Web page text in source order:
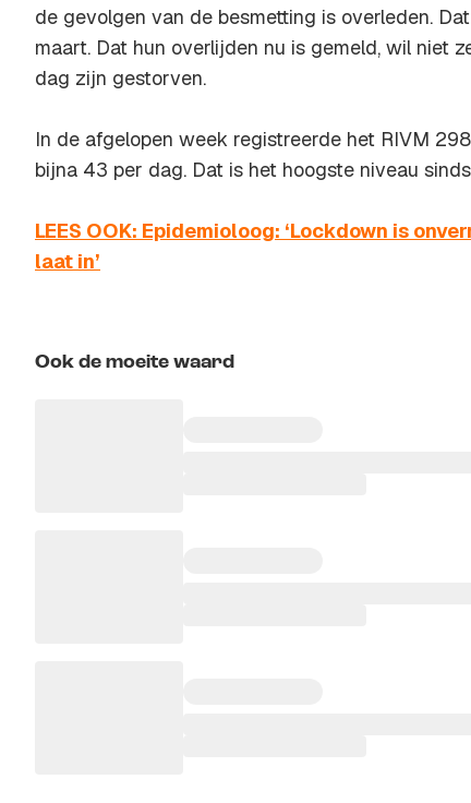
de gevolgen van de besmetting is overleden.
maart. Dat hun overlijden nu is gemeld, wil niet
dag zijn gestorven.
In de afgelopen week registreerde het RIVM
bijna 43 per dag. Dat is het hoogste niveau
LEES OOK: Epidemioloog: ‘Lockdown is
laat in’
Ook de moeite waard